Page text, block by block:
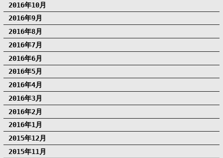
2016年10月
2016年9月
2016年8月
2016年7月
2016年6月
2016年5月
2016年4月
2016年3月
2016年2月
2016年1月
2015年12月
2015年11月